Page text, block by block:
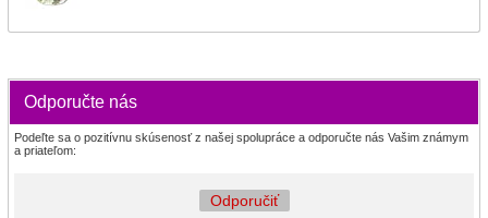
Odporučte nás
Podeľte sa o pozitívnu skúsenosť z našej spolupráce a odporučte nás Vašim známym
a priateľom:
Odporučiť